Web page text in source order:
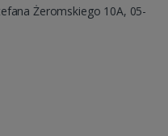
Żeromskiego 10A, 05-